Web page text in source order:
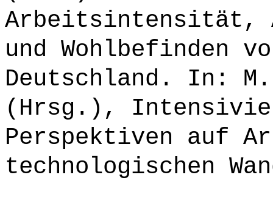
Arbeitsintensität,
und Wohlbefinden
Deutschland. In:
(Hrsg.),
Perspektiven auf
technologischen